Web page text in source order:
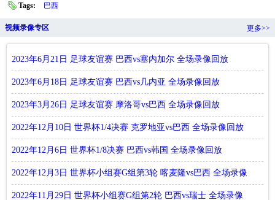
Tags: 巴西
视频录像专区 更多>>
2023年6月21日 足球友谊赛 巴西vs塞内加尔 全场录像回放
2023年6月18日 足球友谊赛 巴西vs几内亚 全场录像回放
2023年3月26日 足球友谊赛 摩洛哥vs巴西 全场录像回放
2022年12月10日 世界杯1/4决赛 克罗地亚vs巴西 全场录像回放
2022年12月6日 世界杯1/8决赛 巴西vs韩国 全场录像回放
2022年12月3日 世界杯小组赛G组第3轮 喀麦隆vs巴西 全场录像
回放
2022年11月29日 世界杯小组赛G组第2轮 巴西vs瑞士 全场录像